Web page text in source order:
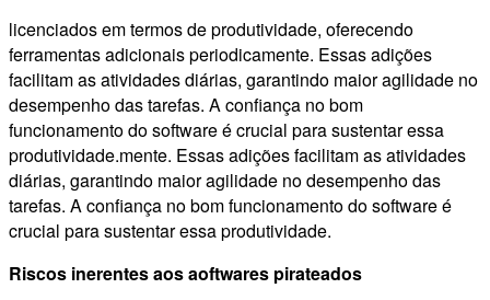
licenciados em termos de produtividade, oferecendo
ferramentas adicionais periodicamente. Essas adições
facilitam as atividades diárias, garantindo maior agilidade no
desempenho das tarefas. A confiança no bom
funcionamento do software é crucial para sustentar essa
produtividade.mente. Essas adições facilitam as atividades
diárias, garantindo maior agilidade no desempenho das
tarefas. A confiança no bom funcionamento do software é
crucial para sustentar essa produtividade.
Riscos inerentes aos aoftwares pirateados